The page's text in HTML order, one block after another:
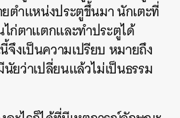
ตำแหน่งประตูขึ้นมา นักเตะที่
ก่ตาแตกและทำประตูได้
งเป็นความเปรียบ หมายถึง
ยว่าเปลี่ยนแล้วไม่เป็นธรรม